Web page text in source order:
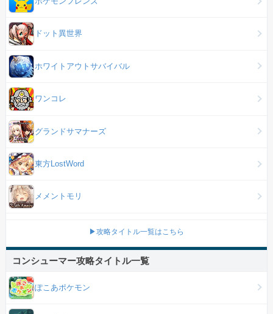
ドット異世界
ホワイトアウトサバイバル
ワンコレ
グランドサマナーズ
東方LostWord
メメントモリ
▶攻略タイトル一覧はこちら
コンシューマー攻略タイトル一覧
ぽこあポケモン